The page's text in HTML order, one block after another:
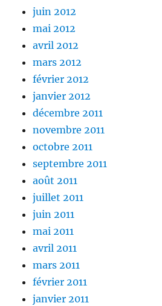
juin 2012
mai 2012
avril 2012
mars 2012
février 2012
janvier 2012
décembre 2011
novembre 2011
octobre 2011
septembre 2011
août 2011
juillet 2011
juin 2011
mai 2011
avril 2011
mars 2011
février 2011
janvier 2011